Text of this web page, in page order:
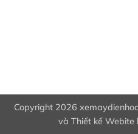
Copyright 2026
và Thiết kế Webite